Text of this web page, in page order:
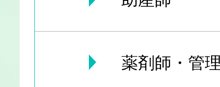
薬剤師・管